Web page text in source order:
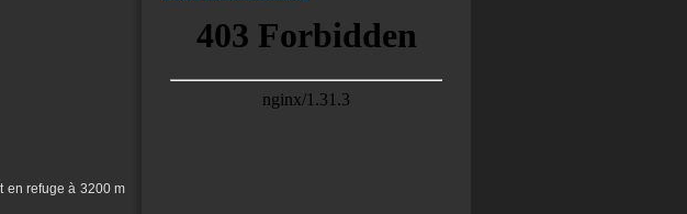
en refuge à 3200 m